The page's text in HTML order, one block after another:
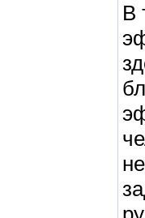
В